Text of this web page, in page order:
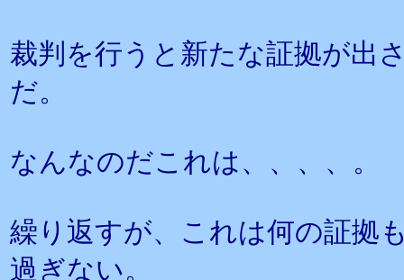
裁判を行うと新たな証拠が出
だ。
なんなのだこれは、、、、。
繰り返すが、これは何の証拠
過ぎない。